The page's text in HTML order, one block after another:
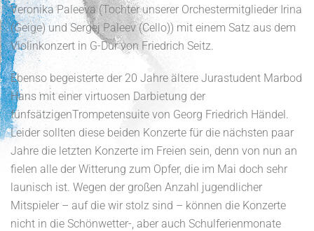
Veronika Paleeva (Tochter unserer Orchestermitglieder Irina
(Geige) und Sergej Paleev (Cello)) mit einem Satz aus dem
Violinkonzert in G-Dur von Friedrich Seitz.
Ebenso begeisterte der 20 Jahre ältere Jurastudent Marbod
Hans mit einer virtuosen Darbietung der
fünfsätzigenTrompetensuite von Georg Friedrich Händel.
Leider sollten diese beiden Konzerte für die nächsten paar
Jahre die letzten Konzerte im Freien sein, denn von nun an
fielen alle der Witterung zum Opfer, die im Mai doch sehr
launisch ist. Wegen der großen Anzahl jugendlicher
Mitspieler – auf die wir stolz sind – können die Konzerte
nicht in die Schönwetter-, aber auch Schulferienmonate